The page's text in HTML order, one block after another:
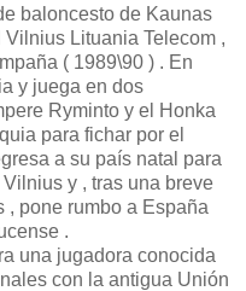
baloncesto de Kaunas
Lituania Telecom ,
( 1989\90 ) . En
y juega en dos
Ryminto y el Honka
para fichar por el
a su país natal para
y , tras una breve
, pone rumbo a España
.
una jugadora conocida
con la antigua Unión